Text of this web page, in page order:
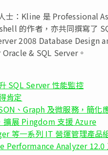
：Kline 是 Professional
的作者，亦共同撰寫了
2008 Database Design
& SQL Server。
SQL Server 性能監控
肯定
、Graph 及微服務，簡化
擴展 Pingdom 支援 Azure
等一系列 IT 營運管理產品
Performance Analyzer 12.0